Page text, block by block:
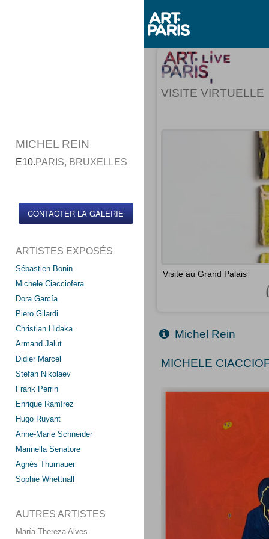
MICHEL REIN
E10.PARIS, BRUXELLES
CONTACTER LA GALERIE
ARTISTES EXPOSÉS
Sébastien Bonin
Michele Ciacciofera
Dora García
Piero Gilardi
Christian Hidaka
Armand Jalut
Didier Marcel
Stefan Nikolaev
Frank Perrin
Enrique Ramírez
Hugo Ruyant
Anne-Marie Schneider
Marinella Senatore
Agnès Thurnauer
Sophie Whettnall
AUTRES ARTISTES
María Thereza Alves
VISITE VIRTUELLE
Visite au Grand Palais
Michel Rein
MICHELE